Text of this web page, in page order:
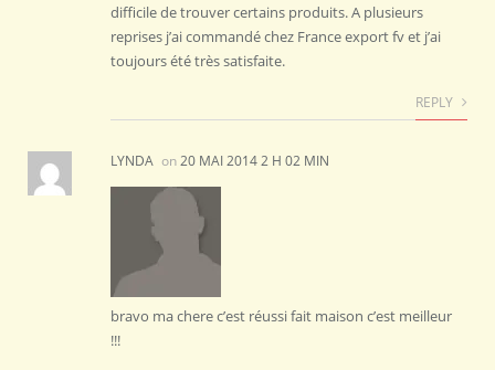
difficile de trouver certains produits. A plusieurs
reprises j’ai commandé chez France export fv et j’ai
toujours été très satisfaite.
REPLY
LYNDA on20 MAI 2014 2 H 02 MIN
bravo ma chere c’est réussi fait maison c’est meilleur
!!!